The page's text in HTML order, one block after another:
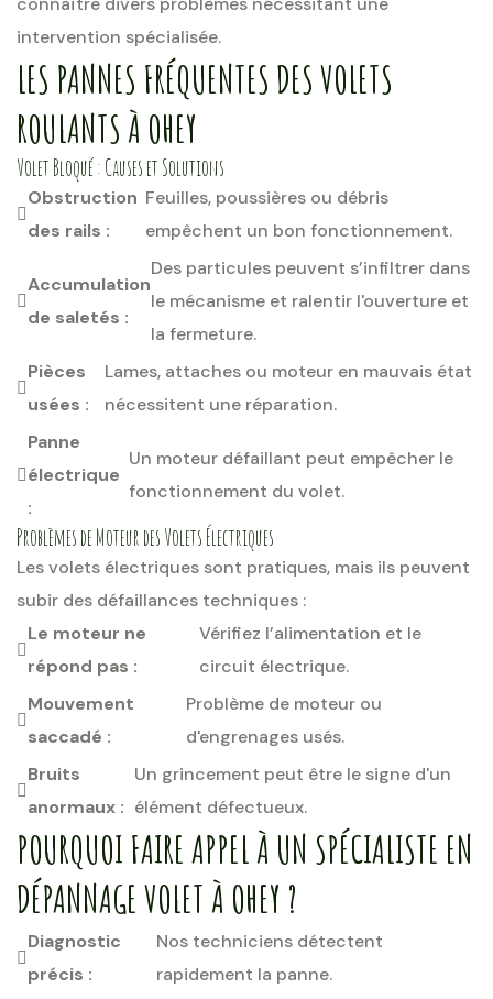
intervention spécialisée.
LES PANNES FRÉQUENTES DES VOLETS
ROULANTS À OHEY
Volet Bloqué : Causes et Solutions
Obstruction
des rails :
Feuilles, poussières ou débris
empêchent un bon fonctionnement.
Accumulation
de saletés :
Des particules peuvent s’infiltrer dans
le mécanisme et ralentir l'ouverture et
la fermeture.
Pièces
usées :
Lames, attaches ou moteur en mauvais état
nécessitent une réparation.
Panne
électrique
:
Un moteur défaillant peut empêcher le
fonctionnement du volet.
Problèmes de Moteur des Volets Électriques
Les volets électriques sont pratiques, mais ils peuvent
subir des défaillances techniques :
Le moteur ne
répond pas :
Vérifiez l’alimentation et le
circuit électrique.
Mouvement
saccadé :
Problème de moteur ou
d'engrenages usés.
Bruits
anormaux :
Un grincement peut être le signe d'un
élément défectueux.
POURQUOI FAIRE APPEL À UN SPÉCIALISTE EN
DÉPANNAGE VOLET À OHEY ?
Diagnostic
précis :
Nos techniciens détectent
rapidement la panne.